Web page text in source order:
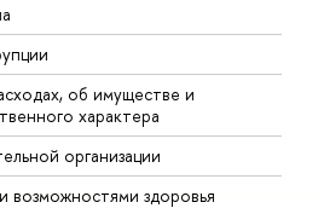
об имуществе и
характера
организации
возможностями здоровья